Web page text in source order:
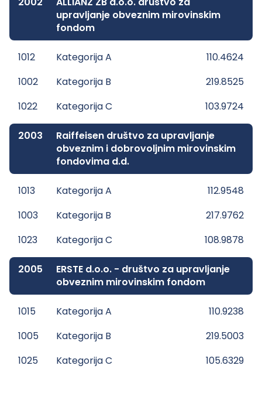
upravljanje obveznim mirovinskim
fondom
1012 Kategorija A
110.4624
1002
Kategorija B
219.8525
1022
Kategorija C 103.9724
2003
Raiffeisen društvo za upravljanje
obveznim i dobrovoljnim mirovinskim
fondovima d.d.
1013 Kategorija A
112.9548
1003
Kategorija B
217.9762
1023
Kategorija C 108.9878
2005
ERSTE d.o.o. - društvo za upravljanje
obveznim mirovinskim fondom
1015 Kategorija A
110.9238
1005
Kategorija B
219.5003
1025
Kategorija C 105.6329